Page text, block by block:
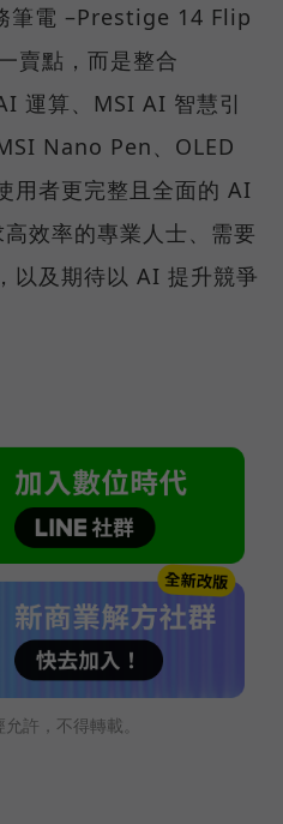
筆電 –Prestige 14 Flip
賣點，而是整合
運算、MSI AI 智慧引
Nano Pen、OLED
用者更完整且全面的 AI
效率的專業人士、需要
以及期待以 AI 提升競爭
許，不得轉載。